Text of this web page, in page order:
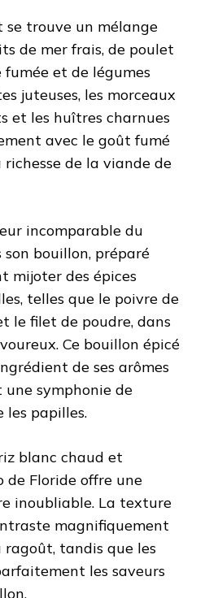
trouve un mélange
de mer frais, de poulet
fumée et de légumes
juteuses, les morceaux
et les huîtres charnues
avec le goût fumé
de la viande de
incomparable du
bouillon, préparé
mijoter des épices
telles que le poivre de
le filet de poudre, dans
Ce bouillon épicé
de ses arômes
symphonie de
les papilles.
blanc chaud et
de Floride offre une
inoubliable. La texture
magnifiquement
ragoût, tandis que les
les saveurs